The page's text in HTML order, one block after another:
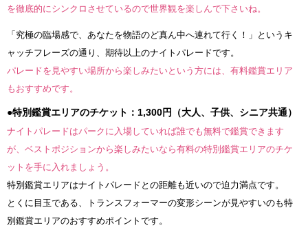
を徹底的にシンクロさせているので世界観を楽しんで下さいね。
「究極の臨場感で、あなたを物語のど真ん中へ連れて行く！」というキ
ャッチフレーズの通り、期待以上のナイトパレードです。
パレードを見やすい場所から楽しみたいという方には、有料鑑賞エリア
もおすすめです。
●特別鑑賞エリアのチケット：1,300円（大人、子供、シニア共通）
ナイトパレードはパークに入場していれば誰でも無料で鑑賞できます
が、ベストポジションから楽しみたいなら有料の特別鑑賞エリアのチケ
ットを手に入れましょう。
特別鑑賞エリアはナイトパレードとの距離も近いので迫力満点です。
とくに目玉である、トランスフォーマーの変形シーンが見やすいのも特
別鑑賞エリアのおすすめポイントです。